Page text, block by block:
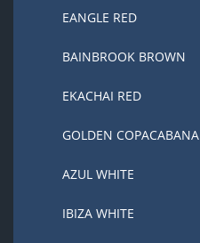
EANGLE RED
BAINBROOK BROWN
EKACHAI RED
GOLDEN COPACABANA
AZUL WHITE
IBIZA WHITE